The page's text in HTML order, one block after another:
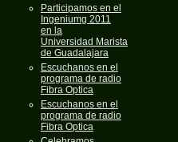
Participamos en el
Ingeniumg 2011
en la
Universidad Marista
de Guadalajara
Escuchanos en el
programa de radio
Fibra Optica
Escuchanos en el
programa de radio
Fibra Optica